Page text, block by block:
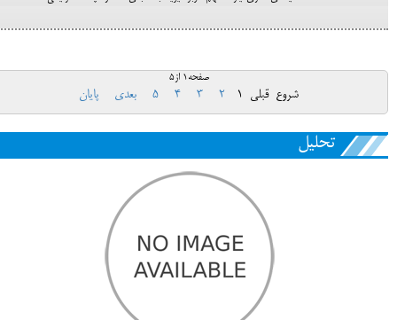
صفحه1 از5
شروع قبلی 1
2
3
4
5 بعدی پایان
تحلیل